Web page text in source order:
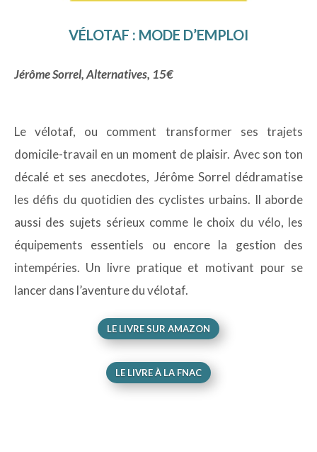
VÉLOTAF : MODE D’EMPLOI
Jérôme Sorrel, Alternatives, 15€
Le vélotaf, ou comment transformer ses trajets
domicile-travail en un moment de plaisir. Avec son ton
décalé et ses anecdotes, Jérôme Sorrel dédramatise
les défis du quotidien des cyclistes urbains. Il aborde
aussi des sujets sérieux comme le choix du vélo, les
équipements essentiels ou encore la gestion des
intempéries. Un livre pratique et motivant pour se
lancer dans l’aventure du vélotaf.
LE LIVRE SUR AMAZON
LE LIVRE À LA FNAC